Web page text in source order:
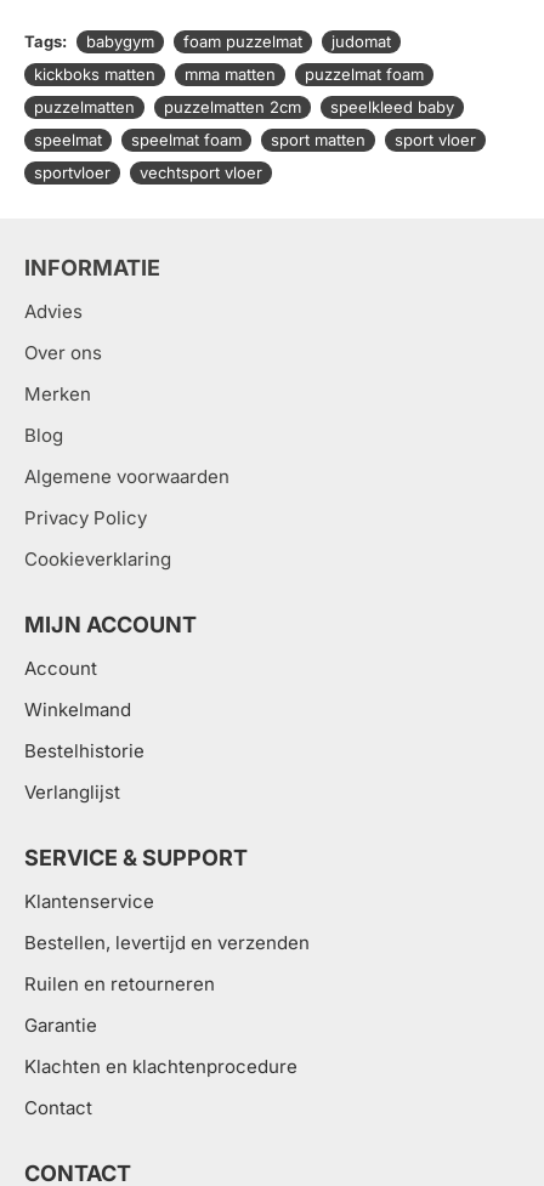
Tags: babygym foam puzzelmat
judomat
kickboks matten
mma matten
puzzelmat foam
puzzelmatten
puzzelmatten 2cm
speelkleed baby
speelmat
speelmat foam sport matten
sport vloer
sportvloer
vechtsport vloer
INFORMATIE
Advies
Over ons
Merken
Blog
Algemene voorwaarden
Privacy Policy
Cookieverklaring
MIJN ACCOUNT
Account
Winkelmand
Bestelhistorie
Verlanglijst
SERVICE & SUPPORT
Klantenservice
Bestellen, levertijd en verzenden
Ruilen en retourneren
Garantie
Klachten en klachtenprocedure
Contact
CONTACT